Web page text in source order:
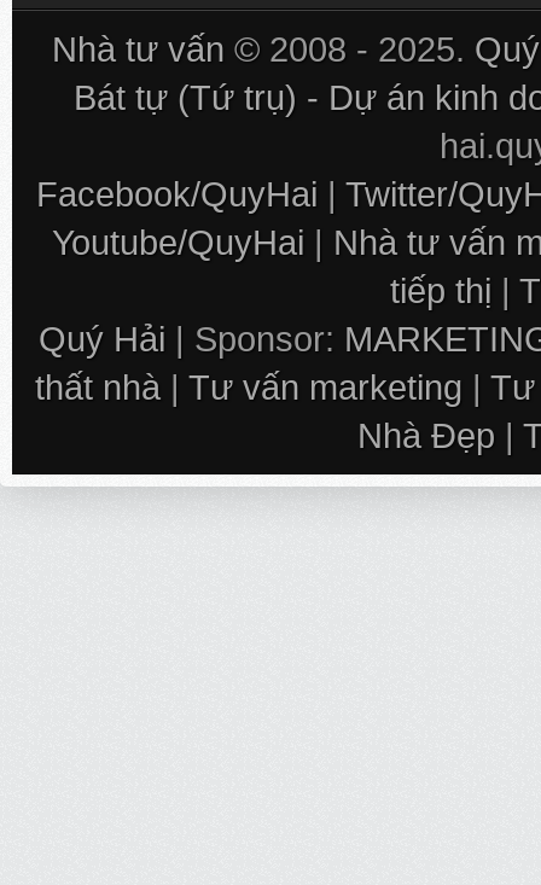
Nhà tư vấn © 2008 - 2025.
Bát tự (Tứ trụ) - Dự án kinh
Facebook/QuyHai | Twitter/
Youtube/QuyHai | Nhà tư vấn
tiếp thị |
Quý Hải | Sponsor:
thất nhà | Tư vấn marketing | Tư
Nhà Đẹp |